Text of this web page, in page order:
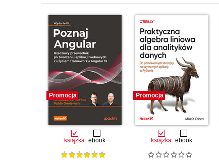
Promocja
książka ebook
Promocja
książka ebook